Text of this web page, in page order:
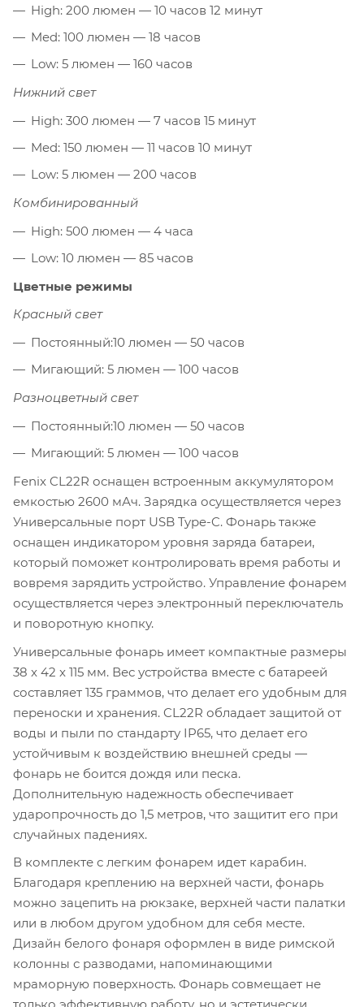
High: 200 люмен — 10 часов 12 минут
Med: 100 люмен — 18 часов
Low: 5 люмен — 160 часов
Нижний свет
High: 300 люмен — 7 часов 15 минут
Med: 150 люмен — 11 часов 10 минут
Low: 5 люмен — 200 часов
Комбинированный
High: 500 люмен — 4 часа
Low: 10 люмен — 85 часов
Цветные режимы
Красный свет
Постоянный:10 люмен — 50 часов
Мигающий: 5 люмен — 100 часов
Разноцветный свет
Постоянный:10 люмен — 50 часов
Мигающий: 5 люмен — 100 часов
Fenix CL22R оснащен встроенным аккумулятором
емкостью 2600 мАч. Зарядка осуществляется через
Универсальные порт USB Type-C. Фонарь также
оснащен индикатором уровня заряда батареи,
который поможет контролировать время работы и
вовремя зарядить устройство. Управление фонарем
осуществляется через электронный переключатель
и поворотную кнопку.
Универсальные фонарь имеет компактные размеры
38 x 42 x 115 мм. Вес устройства вместе с батареей
составляет 135 граммов, что делает его удобным для
переноски и хранения. CL22R обладает защитой от
воды и пыли по стандарту IP65, что делает его
устойчивым к воздействию внешней среды —
фонарь не боится дождя или песка.
Дополнительную надежность обеспечивает
ударопрочность до 1,5 метров, что защитит его при
случайных падениях.
В комплекте с легким фонарем идет карабин.
Благодаря креплению на верхней части, фонарь
можно зацепить на рюкзаке, верхней части палатки
или в любом другом удобном для себя месте.
Дизайн белого фонаря оформлен в виде римской
колонны с разводами, напоминающими
мраморную поверхность. Фонарь совмещает не